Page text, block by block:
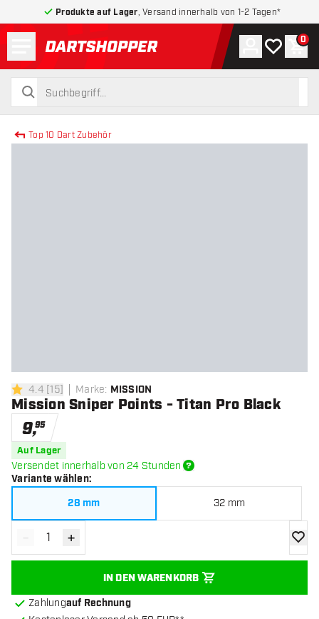
Produkte auf Lager , Versand innerhalb von 1-2 Tagen*
zurück zur Startseite
suchen
suchen
Konto
Meine 0
Top 10 Dart Zubehör
4.4 Bewertungssterne
4.4 [15] Marke: MISSION
Mission Sniper Points - Titan Pro Black
9,95
Auf Lager
Versendet innerhalb von 24 Stunden
Variante wählen:
28 mm
32 mm
Menge verringern
- Menge erhöhen
+
IN DEN WARENKORB
Zur
Zahlungauf Rechnung